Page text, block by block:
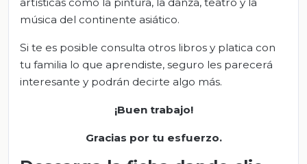
artísticas como la pintura, la danza, teatro y la
música del continente asiático.
Si te es posible consulta otros libros y platica con
tu familia lo que aprendiste, seguro les parecerá
interesante y podrán decirte algo más.
¡Buentrabajo!
Gracias por tu esfuerzo.